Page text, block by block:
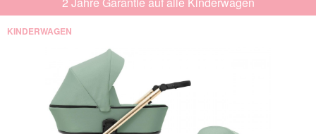
KINDERWAGEN